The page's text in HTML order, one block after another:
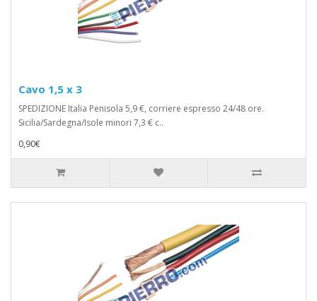
Cavo 1,5 x 3
SPEDIZIONE Italia Penisola 5,9 €, corriere espresso 24/48 ore.
Sicilia/Sardegna/Isole minori 7,3 € c..
0,90€